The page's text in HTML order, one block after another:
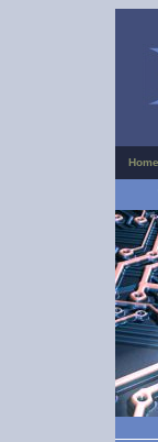
Home